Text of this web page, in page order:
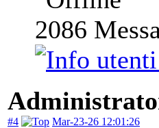
2086
#4 Mar-23-26 12:01:26